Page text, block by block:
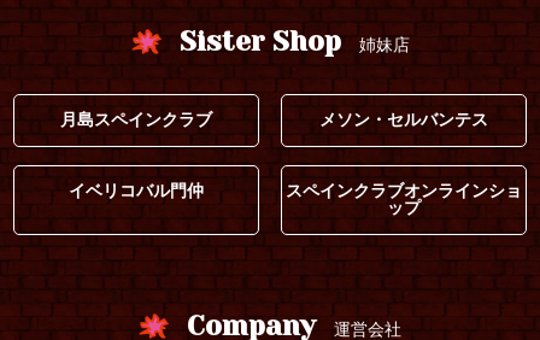
Sister Shop 姉妹店
月島スペインクラブ メソン・セルバンテス
イベリコバル門仲
スペインクラブオンラインショ
ップ
Company 運営会社